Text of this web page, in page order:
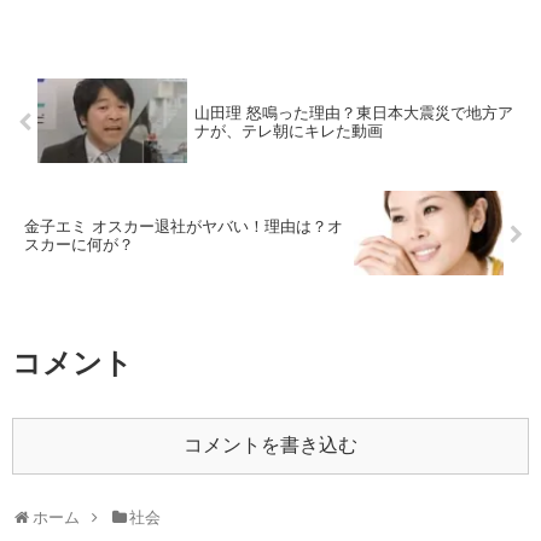
山田理 怒鳴った理由？東日本大震災で地方ア
ナが、テレ朝にキレた動画
金子エミ オスカー退社がヤバい！理由は？オ
スカーに何が？
コメント
コメントを書き込む
ホーム 社会